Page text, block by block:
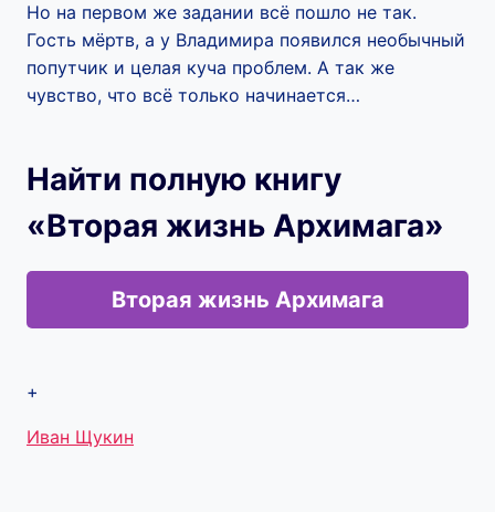
Но на первом же задании всё пошло не так.
Гость мёртв, а у Владимира появился необычный
попутчик и целая куча проблем. А так же
чувство, что всё только начинается…
Найти полную книгу
«Вторая жизнь Архимага»
Вторая жизнь Архимага
+
Метки
Иван Щукин